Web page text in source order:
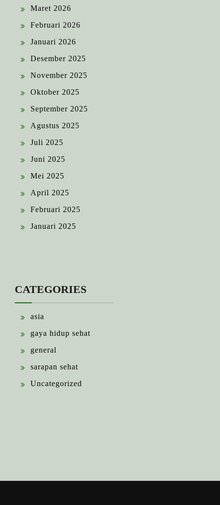
Maret 2026
Februari 2026
Januari 2026
Desember 2025
November 2025
Oktober 2025
September 2025
Agustus 2025
Juli 2025
Juni 2025
Mei 2025
April 2025
Februari 2025
Januari 2025
CATEGORIES
asia
gaya hidup sehat
general
sarapan sehat
Uncategorized